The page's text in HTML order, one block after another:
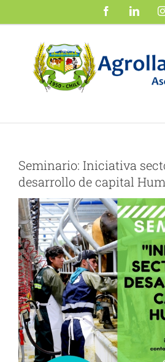
Facebook
Seminario: Iniciativa
desarrollo de capital
Ver
imagen
más
grande